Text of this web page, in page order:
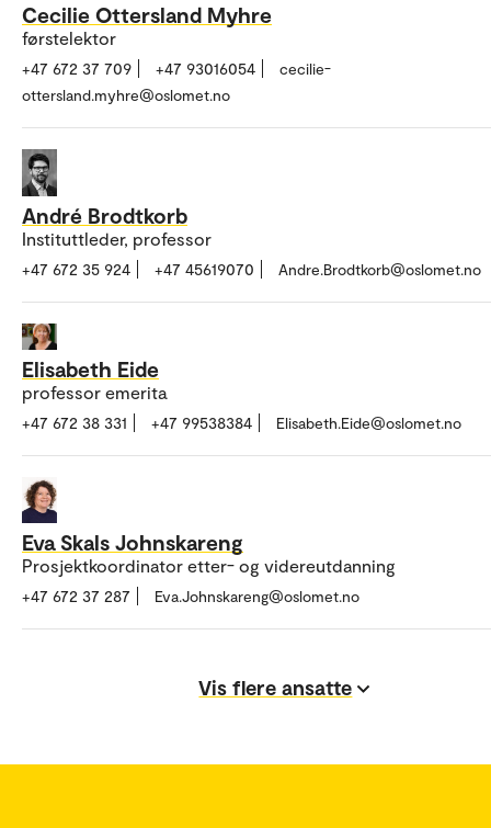
Cecilie Ottersland Myhre
førstelektor
+47 672 37 709 +47 93016054
cecilie-
ottersland.myhre@oslomet.no
André Brodtkorb
Instituttleder, professor
+47 672 35 924 +47 45619070 Andre.Brodtkorb@oslomet.no
Elisabeth Eide
professor emerita
+47 672 38 331 +47 99538384 Elisabeth.Eide@oslomet.no
Eva Skals Johnskareng
Prosjektkoordinator etter- og videreutdanning
+47 672 37 287 Eva.Johnskareng@oslomet.no
Vis flere ansatte